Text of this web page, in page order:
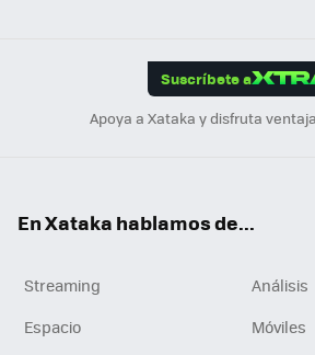
Suscríbete a
Apoya a Xataka y disfruta
En Xataka hablamos de...
Streaming
Análisis
Espacio
Móviles